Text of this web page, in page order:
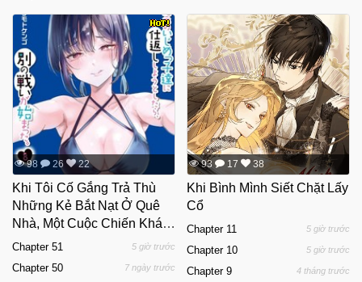
98 26 22
Khi Tôi Cố Gắng Trả Thù
Những Kẻ Bắt Nạt Ở Quê
Nhà, Một Cuộc Chiến Khác
Lại Bắt Đầu
Chapter 51 5 giờ trước
Chapter 50 7 ngày trước
93 17 38
Khi Bình Mình Siết Chặt Lấy
Cổ
Chapter 11 5 giờ trước
Chapter 10 5 giờ trước
Chapter 9 4 tháng trước